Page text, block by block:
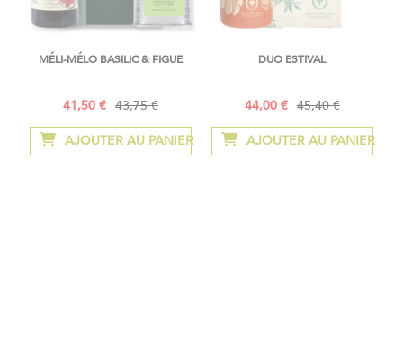
MÉLI-MÉLO BASILIC & FIGUE
Prix
41,50 €
Prix
43,75 €
AJOUTER AU PANIER
DUO ESTIVAL
Prix
44,00 € Prix
45,40 €
AJOUTER AU PANIER